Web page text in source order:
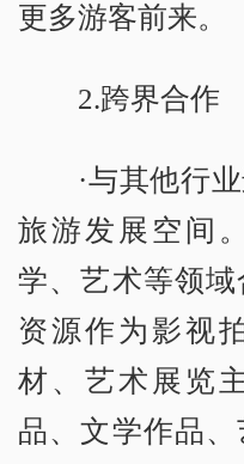
更多游客前来。
2.跨界合作
·与其他行
旅游发展空间
学、艺术等领
资源作为影视
材、艺术展览
品、文学作品